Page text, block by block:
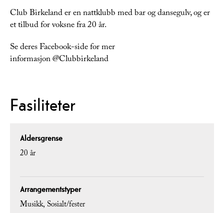
Club Birkeland er en nattklubb med bar og dansegulv, og er
et tilbud for voksne fra 20 år.
Se deres Facebook-side for mer
informasjon @Clubbirkeland
Fasiliteter
Aldersgrense
20 år
Arrangementstyper
Musikk Sosialt/fester